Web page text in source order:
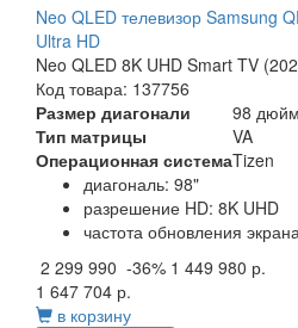
Neo QLED телевизор Samsung
Ultra HD
Neo QLED 8K UHD Smart TV
Код товара: 137756
Размер диагонали
98
Тип матрицы
VA
Операционная системаTizen
диагональ: 98"
разрешение HD: 8K UHD
частота обновления
2 299 990 -36% 1 449 980 р.
1 647 704 р.
в корзину